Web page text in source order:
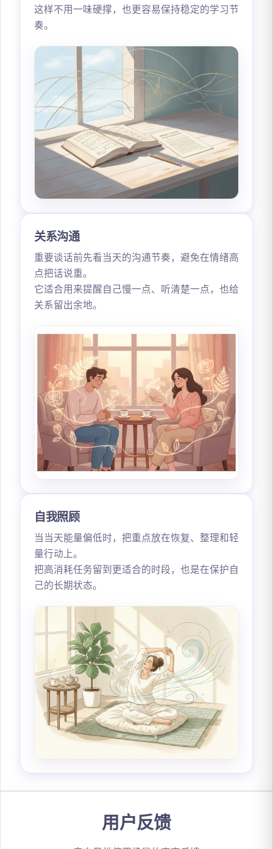
这样不用一味硬撑，也更容易保持稳定的学习节
奏。
关系沟通
重要谈话前先看当天的沟通节奏，避免在情绪高
点把话说重。
它适合用来提醒自己慢一点、听清楚一点，也给
关系留出余地。
自我照顾
当当天能量偏低时，把重点放在恢复、整理和轻
量行动上。
把高消耗任务留到更适合的时段，也是在保护自
己的长期状态。
用户反馈